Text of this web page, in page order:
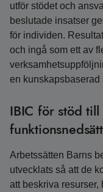
utför stödet och
beslutade insatser
för individen.
och ingå som ett av
en kunskapsbaserad
IBIC för stöd
Arbetssätten Barns
utvecklats så att de
att beskriva resurser,